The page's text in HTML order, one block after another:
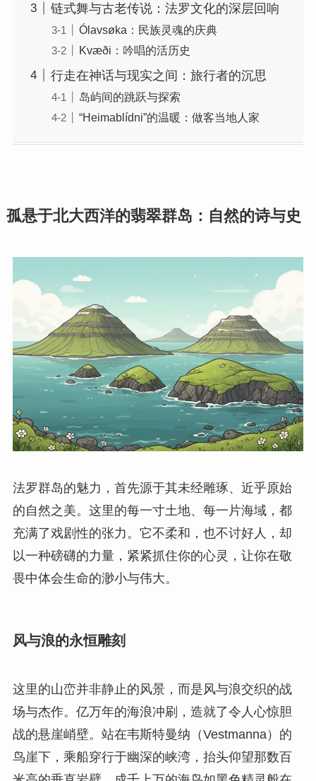
链式舞与古老传说：法罗文化的深层回响
Ólavsøka：民族灵魂的庆典
Kvæði：吟唱的活历史
行走在神话与现实之间：旅行者的沉思
岛屿间的跳跃与探索
“Heimablídni”的温暖：做客当地人家
孤悬于北大西洋的翡翠群岛：自然的诗与史
法罗群岛的魅力，首先源于其未经雕琢、近乎原始
的自然之美。这里的每一寸土地、每一片海域，都
充满了戏剧性的张力。它不柔和，也不讨好人，却
以一种磅礴的力量，紧紧抓住你的心灵，让你在敬
畏中体会生命的渺小与伟大。
风与浪的永恒雕刻
这里的山峦并非静止的风景，而是风与浪交织的战
场与杰作。亿万年的海浪冲刷，造就了令人心惊胆
战的悬崖峭壁。站在韦斯特曼纳（Vestmanna）的
鸟崖下，乘船穿行于幽深的峡湾，抬头仰望那数百